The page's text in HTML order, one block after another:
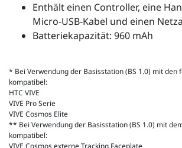
Enthält einen Controller, eine
Micro-USB-Kabel und einen
Batteriekapazität: 960 mAh
* Bei Verwendung der Basisstation (BS 1.0) mit den
kompatibel:
HTC VIVE
VIVE Pro Serie
VIVE Cosmos Elite
** Bei Verwendung der Basisstation (BS 1.0) mit
kompatibel: